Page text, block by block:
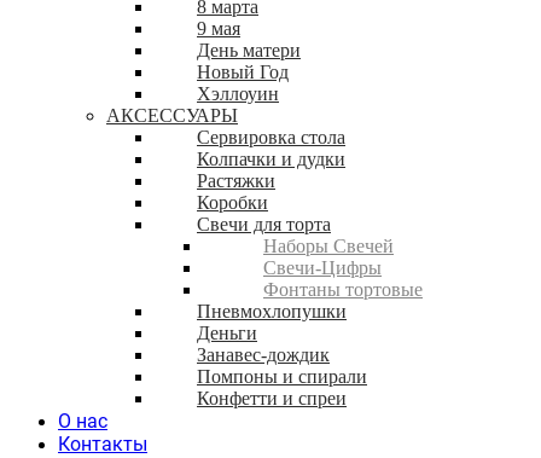
8 марта
9 мая
День матери
Новый Год
Хэллоуин
АКСЕССУАРЫ
Сервировка стола
Колпачки и дудки
Растяжки
Коробки
Свечи для торта
Наборы Свечей
Свечи-Цифры
Фонтаны тортовые
Пневмохлопушки
Деньги
Занавес-дождик
Помпоны и спирали
Конфетти и спреи
О нас
Контакты